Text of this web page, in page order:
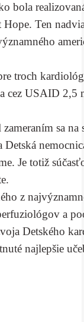
bola
Ten
troch
cez USAID
sa
Detská
Je totiž
z
a
Detského
najlepšie